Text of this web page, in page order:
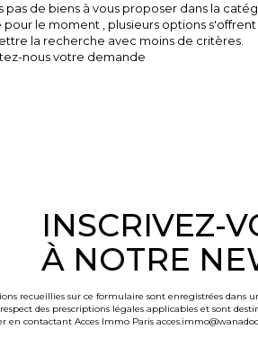
pas de biens à vous proposer dans la
le moment , plusieurs options s'offrent
la recherche avec moins de critères.
nous votre demande
INSCRIVEZ-
À NOTRE
recueillies sur ce formulaire sont enregistrées dans
des prescriptions légales applicables et sont
en contactant Acces Immo Paris